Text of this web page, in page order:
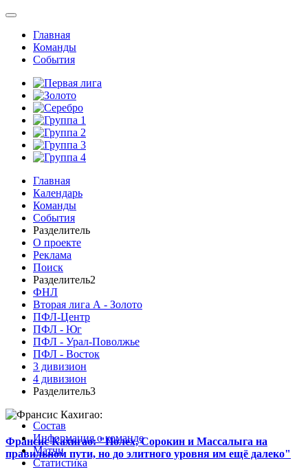
Главная
Команды
События
Главная
Календарь
Команды
События
Разделитель
О проекте
Реклама
Поиск
Разделитель2
ФНЛ
Вторая лига А - Золото
ПФЛ-Центр
ПФЛ - Юг
ПФЛ - Урал-Поволжье
ПФЛ - Восток
3 дивизион
4 дивизион
Разделитель3
Франсис Кахигао: "Полех, Сорокин и Массалыга на
правильном пути, но до элитного уровня им ещё далеко"
Состав
Информация о команде
Матчи
Статистика